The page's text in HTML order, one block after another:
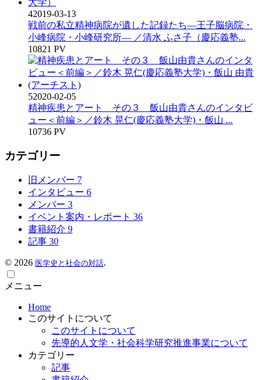
42019-03-13
戦前の私立精神病院が遺した記録たち―王子脳病院・
小峰病院・小峰研究所― ／清水 ふさ子（慶応義塾...
10821 PV
52020-02-05
精神疾患とアート その３ 飯山由貴さんのインタビ
ュー＜前編＞／鈴木 晃仁(慶応義塾大学)・飯山 ...
10736 PV
カテゴリー
旧メンバー 7
インタビュー 6
メンバー 3
イベント案内・レポート 36
書籍紹介 9
記事 30
© 2026 医学史と社会の対話.
メニュー
Home
このサイトについて
このサイトについて
先導的人文学・社会科学研究推進事業について
カテゴリー
記事